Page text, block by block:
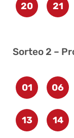
20 21
Sorteo 2 –
01 06
13 14